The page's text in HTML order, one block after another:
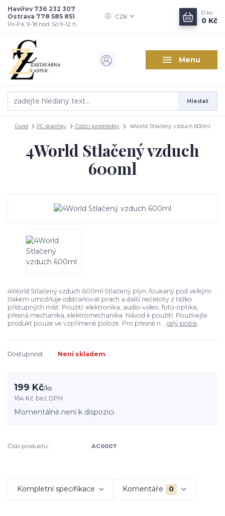
Menu
CZK
Hledat
Havířov 736 232 307
Ostrava 778 585 851
Po-Pá, 9-18 hod. So 9-12 h.
0 ks
0 Kč
Úvod PC doplňky Čistící prostředky 4World Stlačený vzduch 600ml
4World Stlačený vzduch
600ml
4World Stlačený vzduch 600ml Stlačený plyn, foukaný pod velkým
tlakem umožňuje odstraňovat prach a další nečistoty z těžko
přístupných míst. Použití: elektronika, audio-video, foto-optika,
přesná mechanika, elektromechanika. Návod k použití: Používejte
produkt pouze ve vzpřímené poloze. Pro přesné n... celý popis
Dostupnost Není skladem
199 Kč/ks
164 Kč bez DPH
Momentálně není k dispozici
Číslo produktu: AC0007
Kompletní specifikace Komentáře 0